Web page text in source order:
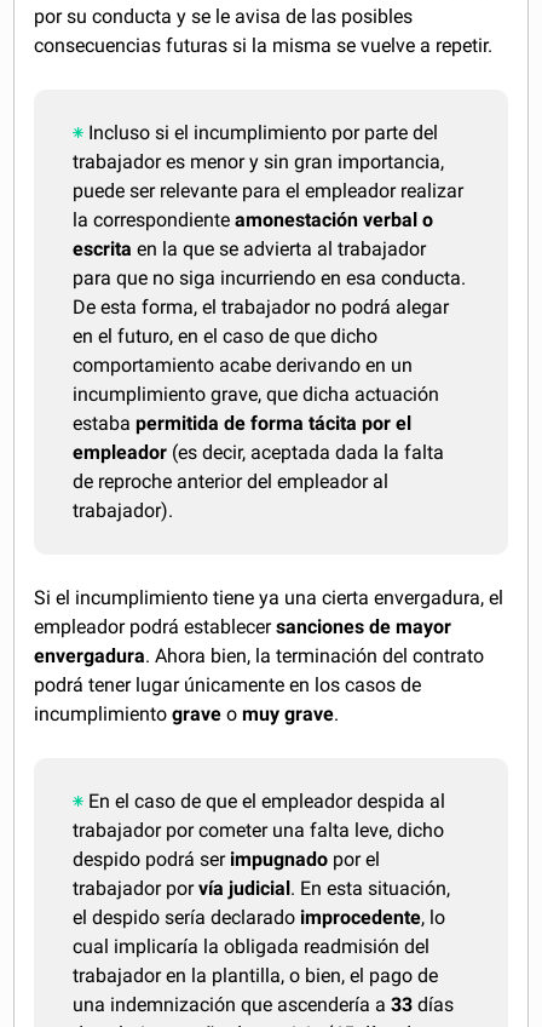
por su conducta y se le avisa de las posibles
consecuencias futuras si la misma se vuelve a repetir.
Incluso si el incumplimiento por parte del
trabajador es menor y sin gran importancia,
puede ser relevante para el empleador realizar
la correspondienteamonestación verbal o
escrita en la que se advierta al trabajador
para que no siga incurriendo en esa conducta.
De esta forma, el trabajador no podrá alegar
en el futuro, en el caso de que dicho
comportamiento acabe derivando en un
incumplimiento grave, que dicha actuación
estabapermitida de forma tácita por el
empleador (es decir, aceptada dada la falta
de reproche anterior del empleador al
trabajador).
Si el incumplimiento tiene ya una cierta envergadura, el
empleador podrá establecersanciones de mayor
envergadura. Ahora bien, la terminación del contrato
podrá tener lugar únicamente en los casos de
incumplimientograveo muy grave.
En el caso de que el empleador despida al
trabajador por cometer una falta leve, dicho
despido podrá ser impugnado por el
trabajador porvía judicial. En esta situación,
el despido sería declarado improcedente, lo
cual implicaría la obligada readmisión del
trabajador en la plantilla, o bien, el pago de
una indemnización que ascendería a33 días